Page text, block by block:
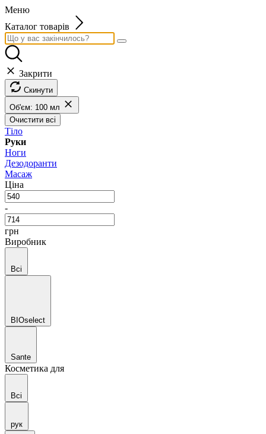
Меню
Каталог товарів
Закрити
Скинути
Об'єм: 100 мл
Очистити всі
Тіло
Руки
Ноги
Дезодоранти
Масаж
Ціна
-
грн
Виробник
Всі
BIOselect
Sante
Косметика для
Всі
рук